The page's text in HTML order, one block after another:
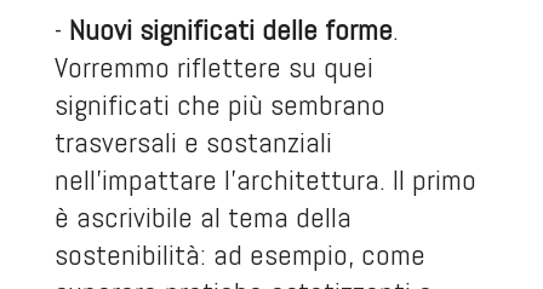
- Nuovi significati delle forme.
Vorremmo riflettere su quei
significati che più sembrano
trasversali e sostanziali
nell’impattare l’architettura. Il primo
è ascrivibile al tema della
sostenibilità: ad esempio, come